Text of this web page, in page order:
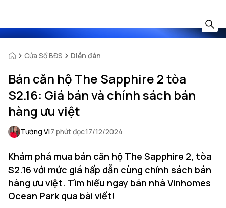
Cửa Sổ BĐS Diễn đàn
Bán căn hộ The Sapphire 2 tòa
S2.16: Giá bán và chính sách bán
hàng ưu việt
Tường Vi7 phút đọc17/12/2024
Khám phá mua bán căn hộ The Sapphire 2, tòa
S2.16 với mức giá hấp dẫn cùng chính sách bán
hàng ưu việt. Tìm hiểu ngay bán nhà Vinhomes
Ocean Park qua bài viết!